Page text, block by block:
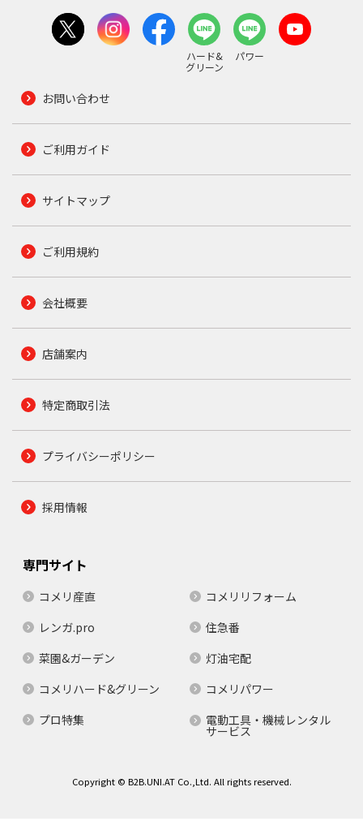
ハード&
グリーン
パワー
お問い合わせ
ご利用ガイド
サイトマップ
ご利用規約
会社概要
店舗案内
特定商取引法
プライバシーポリシー
採用情報
専門サイト
コメリ産直
コメリリフォーム
レンガ.pro
住急番
菜園&ガーデン
灯油宅配
コメリハード&グリーン
コメリパワー
プロ特集
電動工具・機械レンタル
サービス
Copyright © B2B.UNI.AT Co.,Ltd. All rights reserved.